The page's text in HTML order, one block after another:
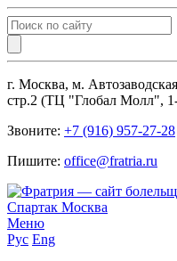
г. Москва, м.
стр.2 (ТЦ "Глобал Молл",
Звоните: +7 (916) 957-27-28
Пишите: office@fratria.ru
Меню
Рус Eng